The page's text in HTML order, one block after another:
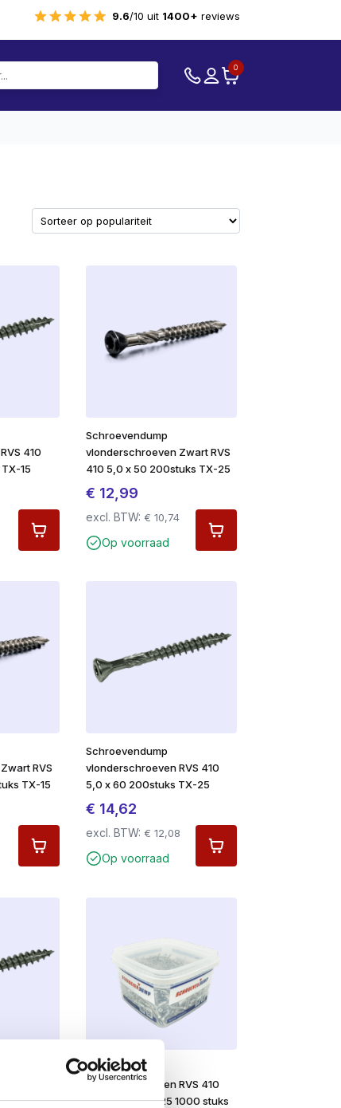
9.6/10 uit 1400+ reviews
0
410
15
Schroevendump
vlonderschroeven Zwart RVS
410 5,0 x 50 200stuks TX-25
€ 12,99
excl. BTW: € 10,74
Op voorraad
RVS
TX-15
Schroevendump
vlonderschroeven RVS 410
5,0 x 60 200stuks TX-25
€ 14,62
excl. BTW: € 12,08
Op voorraad
15
Voordeelemmer
vlonderschroeven RVS 410
5.0 x 50/30 TX25 1000 stuks